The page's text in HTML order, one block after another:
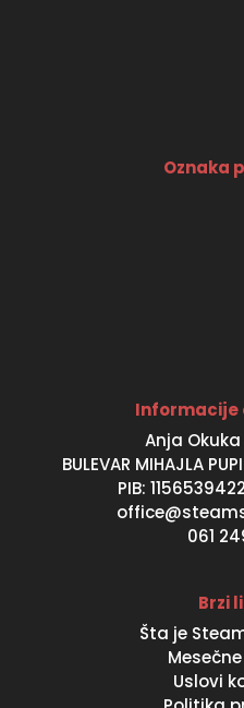
Oznaka
Informacije
Anja Okuka
BULEVAR MIHAJLA
PIB:
061
Brzi
Šta je
Uslovi